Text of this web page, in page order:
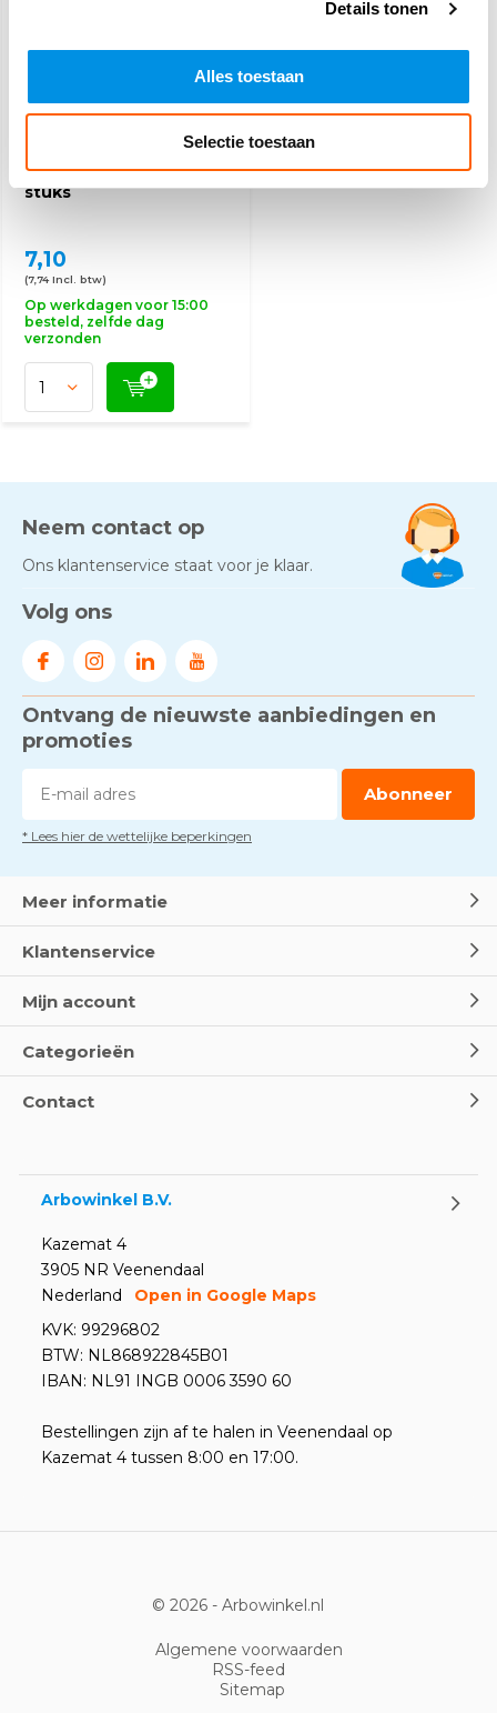
Details tonen
Alles toestaan
Selectie toestaan
Gaaskompres - 100
stuks
7,10
(7,74 Incl. btw)
Op werkdagen voor 15:00
besteld, zelfde dag
verzonden
Neem contact op
Ons klantenservice staat voor je klaar.
Volg ons
Ontvang de nieuwste aanbiedingen en
promoties
Abonneer
* Lees hier de wettelijke beperkingen
Meer informatie
Klantenservice
Mijn account
Categorieën
Contact
Arbowinkel B.V.
Kazemat 4
3905 NR Veenendaal
Nederland
Open in Google Maps
KVK: 99296802
BTW: NL868922845B01
IBAN: NL91 INGB 0006 3590 60
Bestellingen zijn af te halen in Veenendaal op
Kazemat 4 tussen 8:00 en 17:00.
© 2026 - Arbowinkel.nl
Algemene voorwaarden
RSS-feed
Sitemap